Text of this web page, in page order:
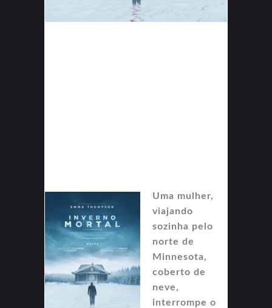
Uma mulher,
viajando
sozinha pelo
norte de
Minnesota,
coberto de
neve,
interrompe o